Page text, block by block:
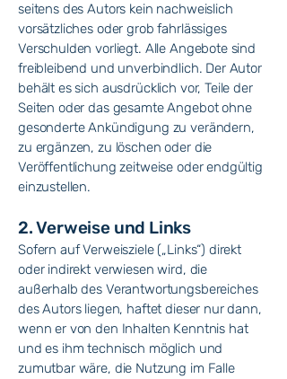
seitens des Autors kein nachweislich
vorsätzliches oder grob fahrlässiges
Verschulden vorliegt. Alle Angebote sind
freibleibend und unverbindlich. Der Autor
behält es sich ausdrücklich vor, Teile der
Seiten oder das gesamte Angebot ohne
gesonderte Ankündigung zu verändern,
zu ergänzen, zu löschen oder die
Veröffentlichung zeitweise oder endgültig
einzustellen.
2. Verweise und Links
Sofern auf Verweisziele („Links“) direkt
oder indirekt verwiesen wird, die
außerhalb des Verantwortungsbereiches
des Autors liegen, haftet dieser nur dann,
wenn er von den Inhalten Kenntnis hat
und es ihm technisch möglich und
zumutbar wäre, die Nutzung im Falle